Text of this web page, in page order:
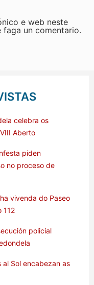
e web neste
un comentario.
celebra os
Aberto
piden
no proceso de
vivenda do Paseo
112
policial
al Sol encabezan as